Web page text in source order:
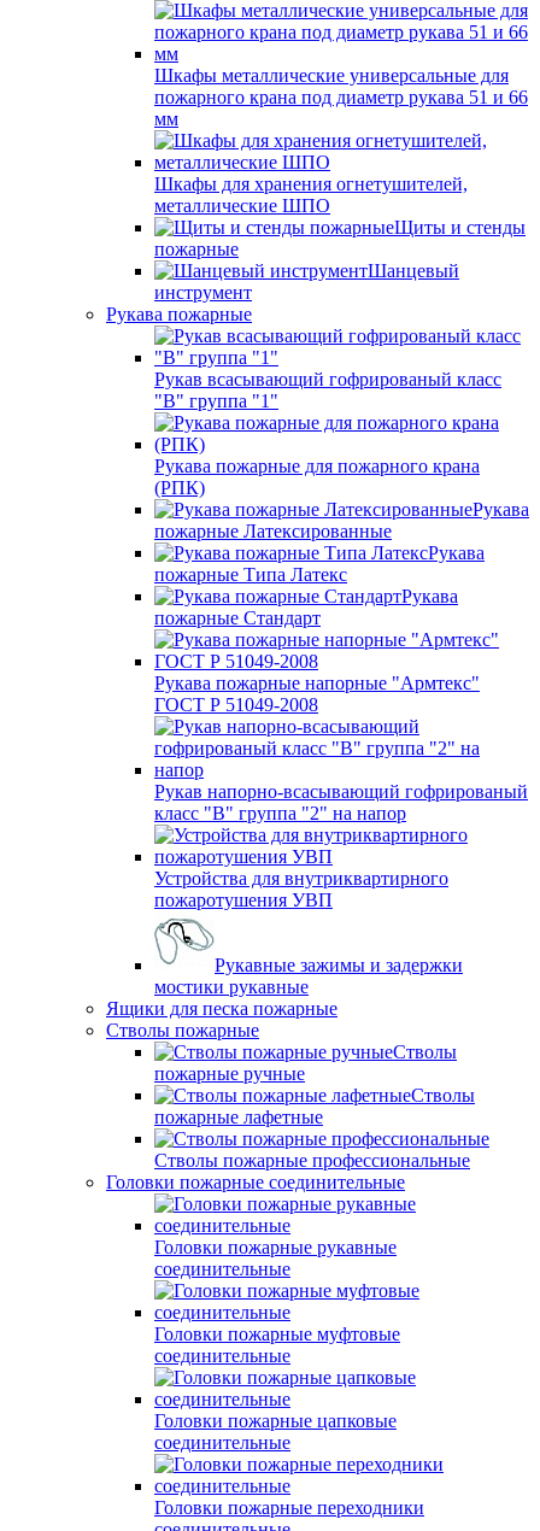
Шкафы металлические универсальные для
пожарного крана под диаметр рукава 51 и 66
мм
Шкафы для хранения огнетушителей,
металлические ШПО
Щиты и стенды
пожарные
Шанцевый
инструмент
Рукава пожарные
Рукав всасывающий гофрированый класс
"В" группа "1"
Рукава пожарные для пожарного крана
(РПК)
Рукава
пожарные Латексированные
Рукава
пожарные Типа Латекс
Рукава
пожарные Стандарт
Рукава пожарные напорные "Армтекс"
ГОСТ Р 51049-2008
Рукав напорно-всасывающий гофрированый
класс "В" группа "2" на напор
Устройства для внутриквартирного
пожаротушения УВП
Рукавные зажимы и задержки
мостики рукавные
Ящики для песка пожарные
Стволы пожарные
Стволы
пожарные ручные
Стволы
пожарные лафетные
Стволы пожарные профессиональные
Головки пожарные соединительные
Головки пожарные рукавные
соединительные
Головки пожарные муфтовые
соединительные
Головки пожарные цапковые
соединительные
Головки пожарные переходники